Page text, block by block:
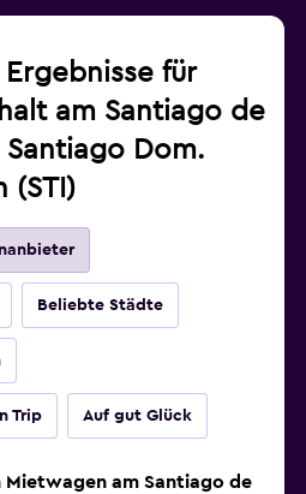
für
am Santiago de
Santiago Dom.
(STI)
Beliebte Städte
Trip Auf gut Glück
am Santiago de